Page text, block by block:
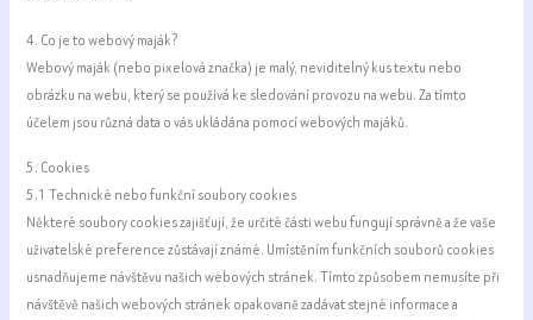
4. Co je to webový maják?
Webový maják (nebo pixelová značka) je malý, neviditelný kus textu nebo
obrázku na webu, který se používá ke sledování provozu na webu. Za tímto
účelem jsou různá data o vás ukládána pomocí webových majáků.
5. Cookies
5.1 Technické nebo funkční soubory cookies
Některé soubory cookies zajišťují, že určité části webu fungují správně a že vaše
uživatelské preference zůstávají známé. Umístěním funkčních souborů cookies
usnadňujeme návštěvu našich webových stránek. Tímto způsobem nemusíte při
návštěvě našich webových stránek opakovaně zadávat stejné informace a